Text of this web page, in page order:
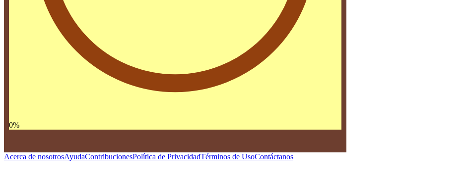
0%
Acerca de nosotrosAyudaContribucionesPolítica de PrivacidadTérminos de UsoContáctanos